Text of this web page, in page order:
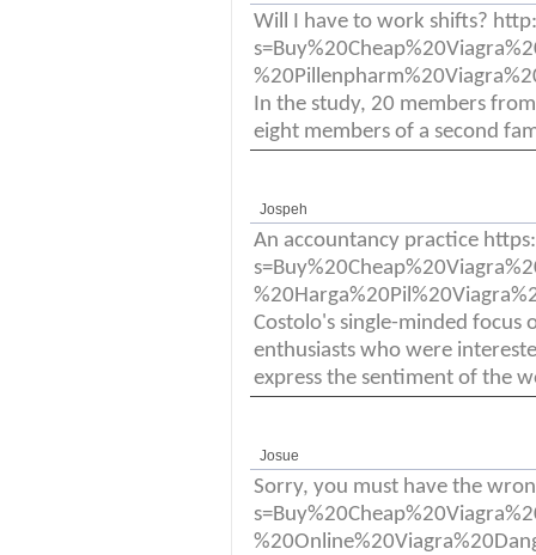
Will I have to work shifts?
In the study, 20 members
eight members of a second
Jospeh
An accountancy practice
Costolo's single-minded focus
enthusiasts who were
express the sentiment of the
Josue
Sorry, you must have the